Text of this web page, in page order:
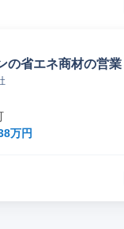
の省エネ商材の営業
万円